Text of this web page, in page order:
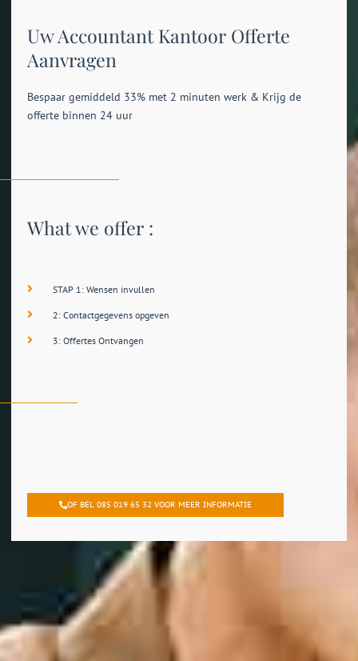
Uw Accountant Kantoor Offerte
Aanvragen
Bespaar gemiddeld 33% met 2 minuten werk & Krijg de
offerte binnen 24 uur
What we offer :
STAP 1: Wensen invullen
2: Contactgegevens opgeven
3: Offertes Ontvangen
OF BEL 085 019 65 32 VOOR MEER INFORMATIE